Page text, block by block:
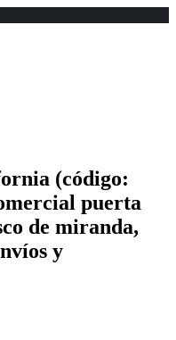
(código:
puerta
de miranda,
y